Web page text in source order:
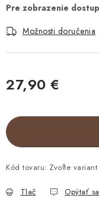
Možnosti doručenia
27,90 €
Kód tovaru: Zvoľte variant
Tlač Opýtať sa